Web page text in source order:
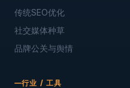
传统SEO优化
社交媒体种草
品牌公关与舆情
行业 / 工具